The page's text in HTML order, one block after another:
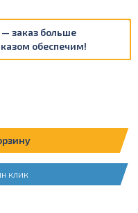
заказ больше
обеспечим!
клик